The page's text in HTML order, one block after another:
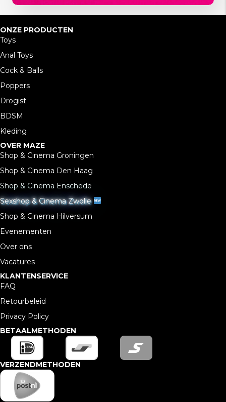
ONZE PRODUCTEN
Toys
Anal Toys
Cock & Balls
Poppers
Drogist
BDSM
Kleding
OVER MAZE
Shop & Cinema Groningen
Shop & Cinema Den Haag
Shop & Cinema Enschede
Sexshop & Cinema Zwolle
Shop & Cinema Hilversum
Evenementen
Over ons
Vacatures
KLANTENSERVICE
FAQ
Retourbeleid
Privacy Policy
BETAALMETHODEN
VERZENDMETHODEN